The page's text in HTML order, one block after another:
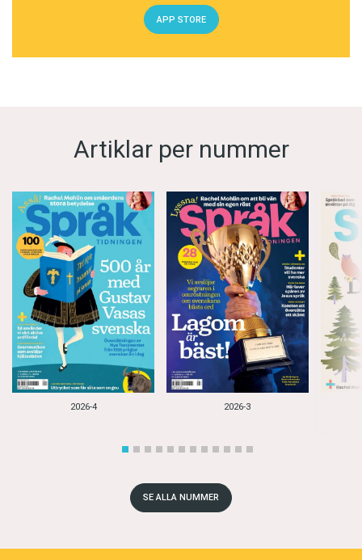
APP STORE
Artiklar per nummer
2026-4 2026-3
SE ALLA NUMMER